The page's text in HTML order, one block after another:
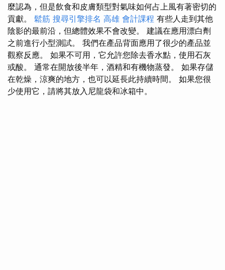
麼認為，但是飲食和皮膚類型對氣味如何占上風有著密切的
貢獻。 鬆筋 搜尋引擎排名 高雄 會計課程 有些人走到其他
陰影的最前沿，但總體效果不會改變。 建議在應用漂白劑
之前進行小型測試。 我們在產品背面應用了很少的產品並
觀察反應。 如果不可用，它允許您除去香水點，使用石灰
或酸。 通常在開放後半年，酒精和有機物蒸發。 如果存儲
在乾燥，涼爽的地方，也可以延長此持續時間。 如果您很
少使用它，請將其放入尼龍袋和冰箱中。